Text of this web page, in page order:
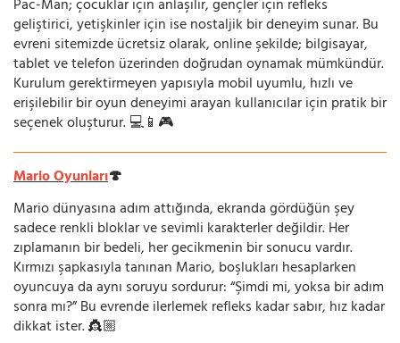
Pac-Man; çocuklar için anlaşılır, gençler için refleks
geliştirici, yetişkinler için ise nostaljik bir deneyim sunar. Bu
evreni sitemizde ücretsiz olarak, online şekilde; bilgisayar,
tablet ve telefon üzerinden doğrudan oynamak mümkündür.
Kurulum gerektirmeyen yapısıyla mobil uyumlu, hızlı ve
erişilebilir bir oyun deneyimi arayan kullanıcılar için pratik bir
seçenek oluşturur. 💻📱🎮
Mario Oyunları🍄
Mario dünyasına adım attığında, ekranda gördüğün şey
sadece renkli bloklar ve sevimli karakterler değildir. Her
zıplamanın bir bedeli, her gecikmenin bir sonucu vardır.
Kırmızı şapkasıyla tanınan Mario, boşlukları hesaplarken
oyuncuya da aynı soruyu sordurur: “Şimdi mi, yoksa bir adım
sonra mı?” Bu evrende ilerlemek refleks kadar sabır, hız kadar
dikkat ister. 👸🏼